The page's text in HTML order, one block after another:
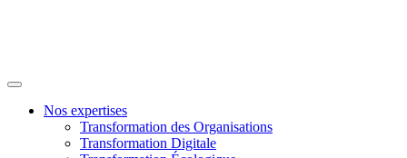
Nos expertises
Transformation des Organisations
Transformation Digitale